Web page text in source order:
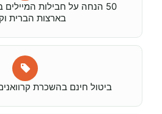
50 הנחה על חבילות
בארצות הברית
ביטול חינם בהשכרת